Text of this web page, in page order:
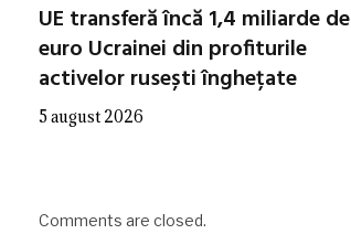
UE transferă încă 1,4 miliarde de
euro Ucrainei din profiturile
activelor rusești înghețate
5 august 2026
Comments are closed.